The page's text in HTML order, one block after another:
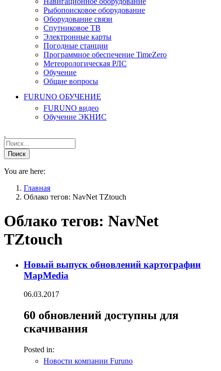
Рыбопоисковое оборудование
Оборудование связи
Спутниковое ТВ
Электронные карты
Погодные станции
Программное обеспечение TimeZero
Метеорологическая РЛС
Обучение
Общие вопросы
FURUNO ОБУЧЕНИЕ
FURUNO видео
Обучение ЭКНИС
You are here:
Главная
Облако тегов: NavNet TZtouch
Облако тегов: NavNet
TZtouch
Новый выпуск обновлений картографии
MapMedia
06.03.2017
60 обновлений доступны для
скачивания
Posted in:
Новости компании Furuno